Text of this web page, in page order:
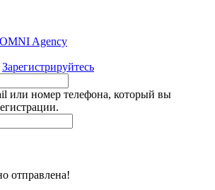
Зарегистрируйтесь
или номер телефона, который вы
отправлена!